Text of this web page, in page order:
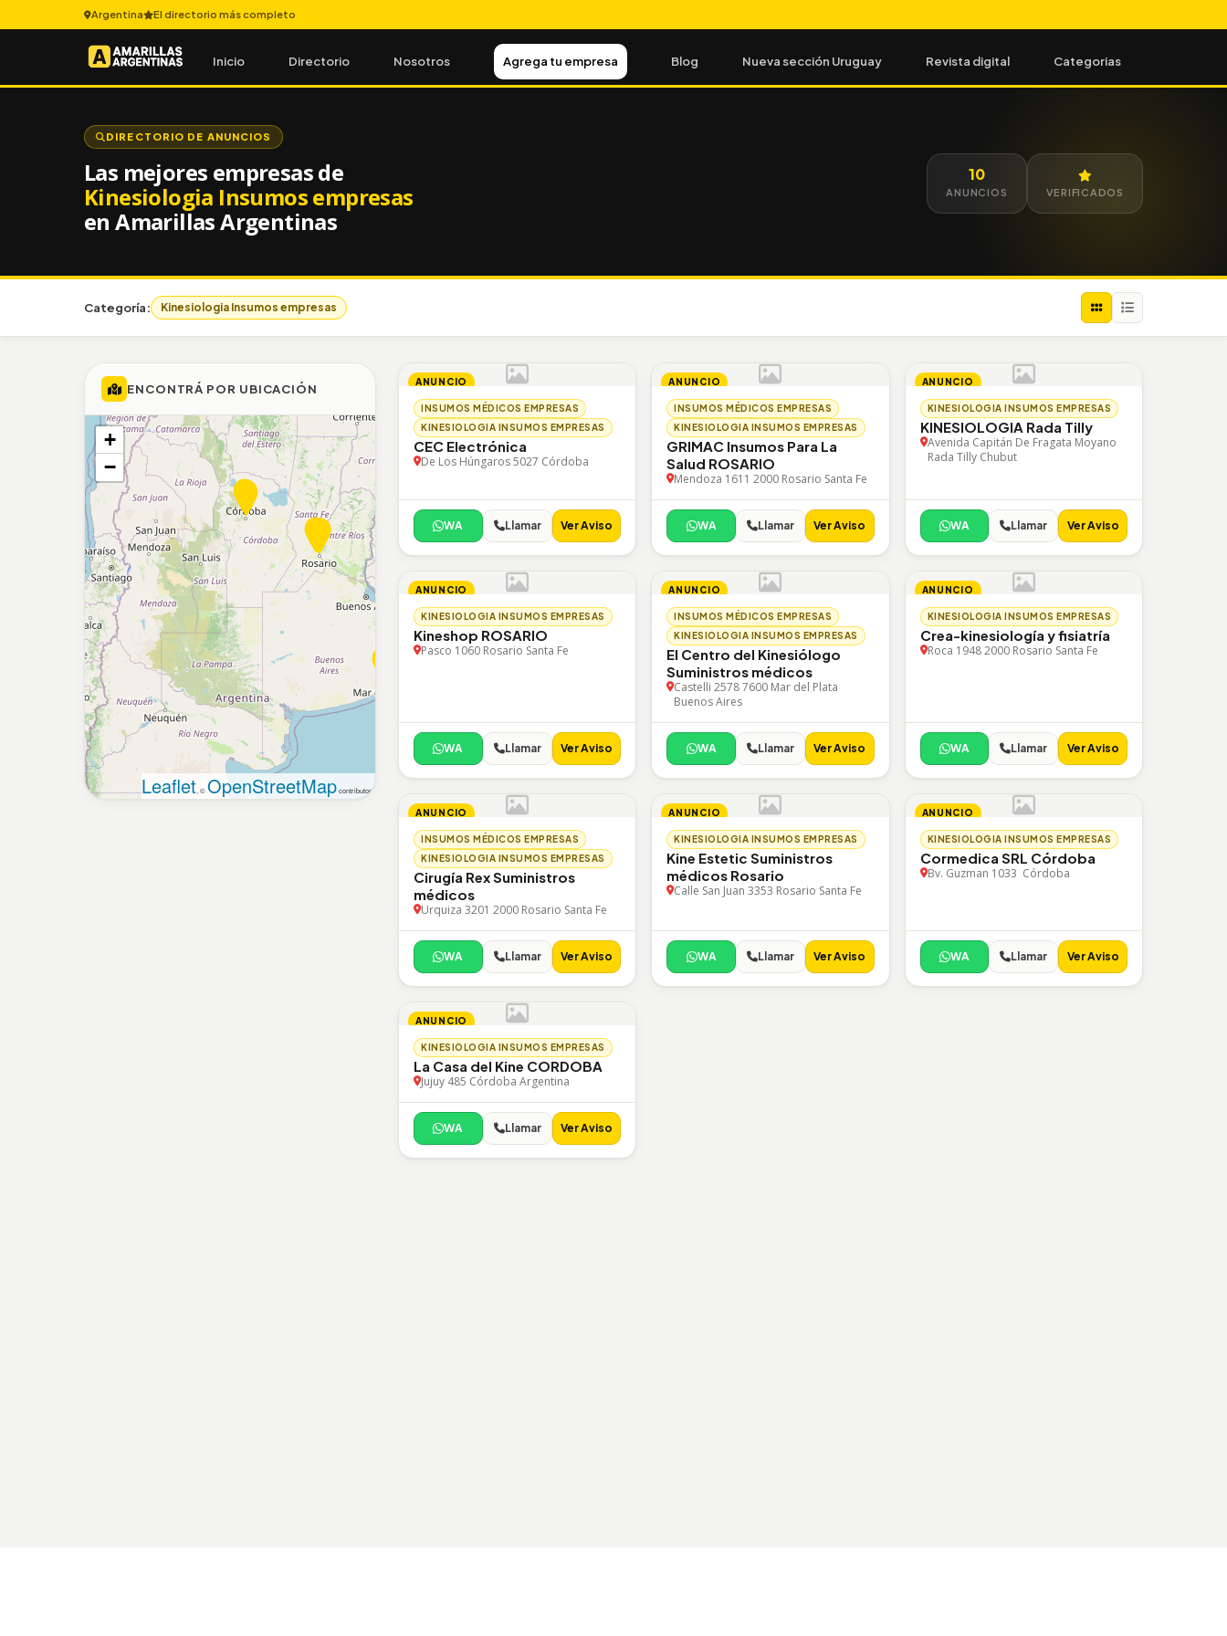
Argentina El directorio más completo
Inicio Directorio Nosotros Agrega tu empresa Blog Nueva sección Uruguay Revista digital Categorias
DIRECTORIO DE ANUNCIOS
Las mejores empresas de
Kinesiologia Insumos empresas
en Amarillas Argentinas
10
ANUNCIOS VERIFICADOS
Categoría: Kinesiologia Insumos empresas
ENCONTRÁ POR UBICACIÓN
+
−
Leaflet , ©OpenStreetMapcontributors
ANUNCIO
INSUMOS MÉDICOS EMPRESAS
KINESIOLOGIA INSUMOS EMPRESAS
CEC Electrónica
De Los Húngaros 5027 Córdoba
WA Llamar Ver Aviso
ANUNCIO
INSUMOS MÉDICOS EMPRESAS
KINESIOLOGIA INSUMOS EMPRESAS
GRIMAC Insumos Para La
Salud ROSARIO
Mendoza 1611 2000 Rosario Santa Fe
WA Llamar Ver Aviso
ANUNCIO
KINESIOLOGIA INSUMOS EMPRESAS
KINESIOLOGIA Rada Tilly
Avenida Capitán De Fragata Moyano
Rada Tilly Chubut
WA Llamar Ver Aviso
ANUNCIO
KINESIOLOGIA INSUMOS EMPRESAS
Kineshop ROSARIO
Pasco 1060 Rosario Santa Fe
WA Llamar Ver Aviso
ANUNCIO
INSUMOS MÉDICOS EMPRESAS
KINESIOLOGIA INSUMOS EMPRESAS
El Centro del Kinesiólogo
Suministros médicos
Castelli 2578 7600 Mar del Plata
Buenos Aires
WA Llamar Ver Aviso
ANUNCIO
KINESIOLOGIA INSUMOS EMPRESAS
Crea-kinesiología y fisiatría
Roca 1948 2000 Rosario Santa Fe
WA Llamar Ver Aviso
ANUNCIO
INSUMOS MÉDICOS EMPRESAS
KINESIOLOGIA INSUMOS EMPRESAS
Cirugía Rex Suministros
médicos
Urquiza 3201 2000 Rosario Santa Fe
WA Llamar Ver Aviso
ANUNCIO
KINESIOLOGIA INSUMOS EMPRESAS
Kine Estetic Suministros
médicos Rosario
Calle San Juan 3353 Rosario Santa Fe
WA Llamar Ver Aviso
ANUNCIO
KINESIOLOGIA INSUMOS EMPRESAS
Cormedica SRL Córdoba
Bv. Guzman 1033 Córdoba
WA Llamar Ver Aviso
ANUNCIO
KINESIOLOGIA INSUMOS EMPRESAS
La Casa del Kine CORDOBA
Jujuy 485 Córdoba Argentina
WA Llamar Ver Aviso